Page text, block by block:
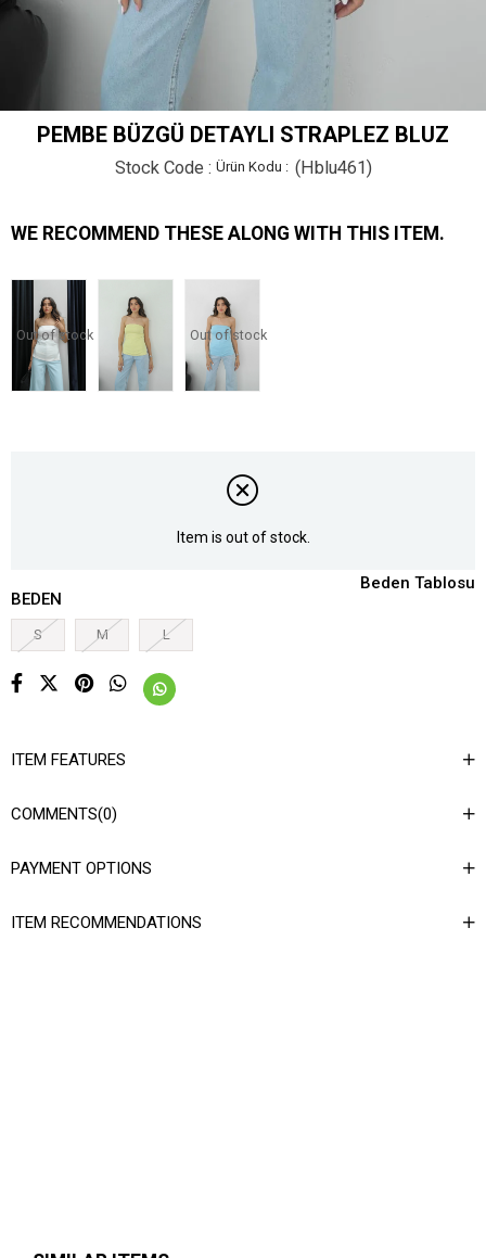
PEMBE BÜZGÜ DETAYLI STRAPLEZ BLUZ
Stock Code (Hblu461)
WE RECOMMEND THESE ALONG WITH THIS ITEM.
Out of stock Out of stock
Item is out of stock.
BEDEN
S M L
Beden Tablosu
ITEM FEATURES
COMMENTS(0)
PAYMENT OPTIONS
ITEM RECOMMENDATIONS